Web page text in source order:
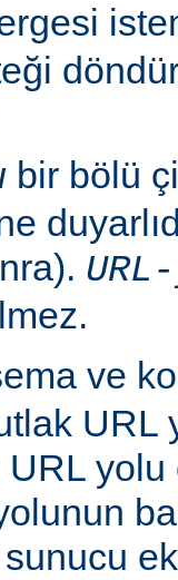
bir bölü
ve
URL